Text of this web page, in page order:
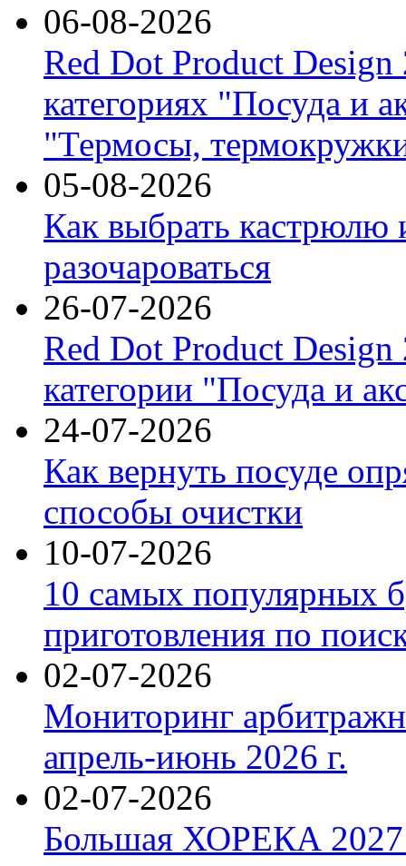
06-08-2026
Red Dot Product Design
категориях "Посуда и
"Термосы,
05-08-2026
Как выбрать кастрюлю
разочароваться
26-07-2026
Red Dot Product Design
категории "Посуда и
24-07-2026
Как вернуть посуде
способы очистки
10-07-2026
10 самых популярных
приготовления по
02-07-2026
Мониторинг
апрель-июнь 2026 г.
02-07-2026
Большая ХОРЕКА 2027: